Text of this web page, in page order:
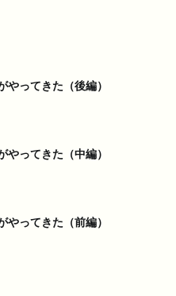
やってきた（後編）
やってきた（中編）
やってきた（前編）